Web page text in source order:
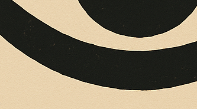
dal lungomare di Terme Vigliatore, sulle